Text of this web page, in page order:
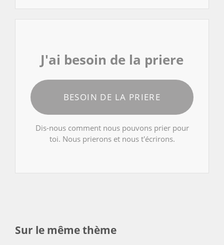
J'ai besoin de la priere
BESOIN DE LA PRIERE
Dis-nous comment nous pouvons prier pour
toi. Nous prierons et nous t'écrirons.
Sur le même thème